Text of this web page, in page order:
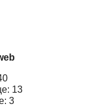
13
3